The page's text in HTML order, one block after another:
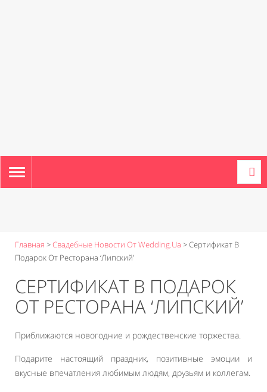
TOGGLE
NAVIGATION
Главная >Свадебные Новости От Wedding.ua >Сертификат В
Подарок От Ресторана ‘Липский’
СЕРТИФИКАТ В ПОДАРОК
ОТ РЕСТОРАНА ‘ЛИПСКИЙ’
Приближаются новогодние и рождественские торжества.
Подарите настоящий праздник, позитивные эмоции и
вкусные впечатления любимым людям, друзьям и коллегам.